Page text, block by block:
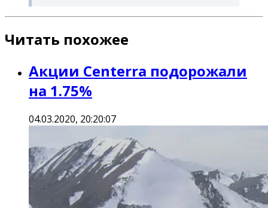
Читать похожее
Акции Centerra подорожали
на 1.75%
04.03.2020, 20:20:07